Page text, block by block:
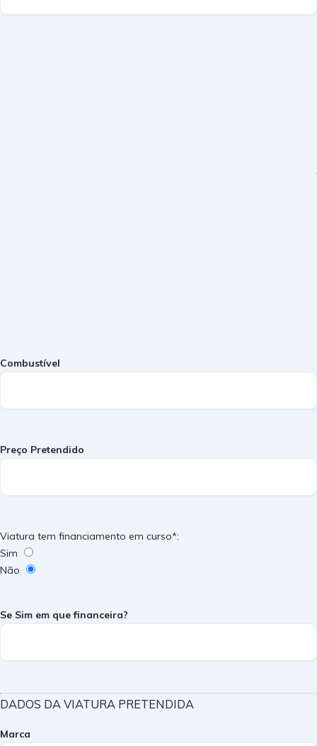
Combustível
Preço Pretendido
Viatura tem financiamento em curso*:
Sim
Não
Se Sim em que financeira?
DADOS DA VIATURA PRETENDIDA
Marca